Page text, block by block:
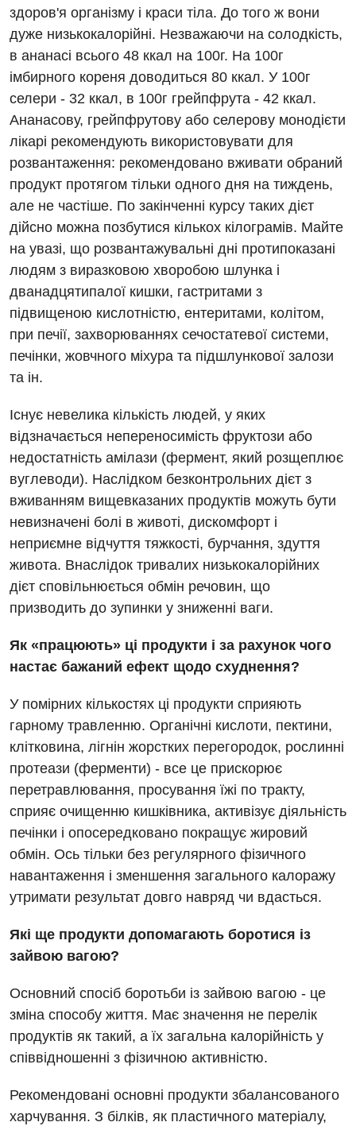
Вакансії
Заходи БПР
Інтернатура
Програма лояльності
Відгуки
Відео
Діагностика
Ангіографічні дослідження
Діагностичне відділення
Ендоскопічне відділення
Інструментальна діагностика
Комп’ютерна томографія
Магнітно-резонансна томографія
Мамографія
Нейросонографія
Рентгенографія
УЗД
Для дорослих
Акушерство і гінекологія
Алергологія, імунологія
Андрологія
Безоплатні послуги
Вакцинація
Відділення інтенсивної терапії
Відділення кардіосудинної патології та неврології
Відділення невідкладних станів
Гастроентерологія
Гематологія
Гінекологічне відділення
Денний стаціонар
Дерматовенерологія
Дієтологія
Ендокринологія
Кардіологія
Кардіохірургія
Медична психологія
Неврологія
Нейрохірургія
Відділ госпіталізації
Відділення кардіосудинної патології та неврології
Відділення невідкладних станів
Відділення інтенсивної терапії
Гінекологічне відділення
Денний стаціонар
Діагностичне відділення
Ендоскопічне відділення
Офтальмологічне відділення
Педіатричне відділення
Терапевтичне відділення
Травматологічне відділення
Урологічне відділення
Хірургічне відділення
Швидка медична допомога
Лікування гострого інфаркту
Українська
Російська
здоров'я організму і краси тіла. До того ж вони
дуже низькокалорійні. Незважаючи на солодкість,
в ананасі всього 48 ккал на 100г. На 100г
імбирного кореня доводиться 80 ккал. У 100г
селери - 32 ккал, в 100г грейпфрута - 42 ккал.
Ананасову, грейпфрутову або селерову монодієти
лікарі рекомендують використовувати для
розвантаження: рекомендовано вживати обраний
продукт протягом тільки одного дня на тиждень,
але не частіше. По закінченні курсу таких дієт
дійсно можна позбутися кількох кілограмів. Майте
на увазі, що розвантажувальні дні протипоказані
людям з виразковою хворобою шлунка і
дванадцятипалої кишки, гастритами з
підвищеною кислотністю, ентеритами, колітом,
при печії, захворюваннях сечостатевої системи,
печінки, жовчного міхура та підшлункової залози
та ін.
Існує невелика кількість людей, у яких
відзначається непереносимість фруктози або
недостатність амілази (фермент, який розщеплює
вуглеводи). Наслідком безконтрольних дієт з
вживанням вищевказаних продуктів можуть бути
невизначені болі в животі, дискомфорт і
неприємне відчуття тяжкості, бурчання, здуття
живота. Внаслідок тривалих низькокалорійних
дієт сповільнюється обмін речовин, що
призводить до зупинки у зниженні ваги.
Як «працюють» ці продукти і за рахунок чого
настає бажаний ефект щодо схуднення?
У помірних кількостях ці продукти сприяють
гарному травленню. Органічні кислоти, пектини,
клітковина, лігнін жорстких перегородок, рослинні
протеази (ферменти) - все це прискорює
перетравлювання, просування їжі по тракту,
сприяє очищенню кишківника, активізує діяльність
печінки і опосередковано покращує жировий
обмін. Ось тільки без регулярного фізичного
навантаження і зменшення загального калоражу
утримати результат довго навряд чи вдасться.
Які ще продукти допомагають боротися із
зайвою вагою?
Основний спосіб боротьби із зайвою вагою - це
зміна способу життя. Має значення не перелік
продуктів як такий, а їх загальна калорійність у
співвідношенні з фізичною активністю.
Рекомендовані основні продукти збалансованого
харчування. З білків, як пластичного матеріалу,